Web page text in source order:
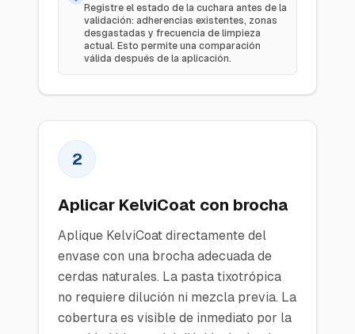
Registre el estado de la cuchara antes de la
validación: adherencias existentes, zonas
desgastadas y frecuencia de limpieza
actual. Esto permite una comparación
válida después de la aplicación.
2
Aplicar KelviCoat con brocha
Aplique KelviCoat directamente del
envase con una brocha adecuada de
cerdas naturales. La pasta tixotrópica
no requiere dilución ni mezcla previa. La
cobertura es visible de inmediato por la